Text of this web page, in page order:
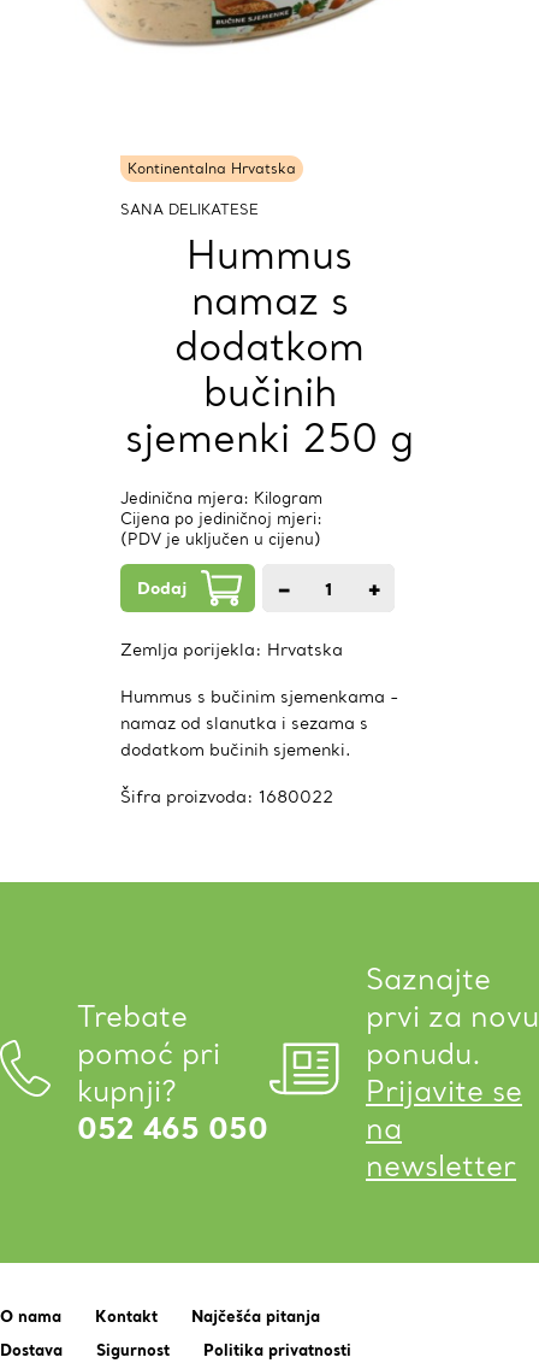
Kontinentalna Hrvatska
SANA DELIKATESE
Hummus
namaz s
dodatkom
bučinih
sjemenki 250 g
Jedinična mjera: Kilogram
Cijena po jediničnoj mjeri:
(PDV je uključen u cijenu)
Dodaj − 1 +
Zemlja porijekla: Hrvatska
Hummus s bučinim sjemenkama -
namaz od slanutka i sezama s
dodatkom bučinih sjemenki.
Šifra proizvoda: 1680022
Trebate
pomoć pri
kupnji?
052 465 050
Saznajte
prvi za novu
ponudu.
Prijavite se
na
newsletter
O nama Kontakt
Najčešća pitanja
Dostava
Sigurnost Politika privatnosti